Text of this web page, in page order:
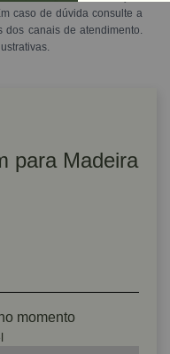
caso de dúvida consulte a
dos canais de atendimento.
para Madeira
momento